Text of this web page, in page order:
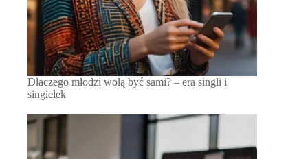
Dlaczego młodzi wolą być sami? – era singli i
singielek